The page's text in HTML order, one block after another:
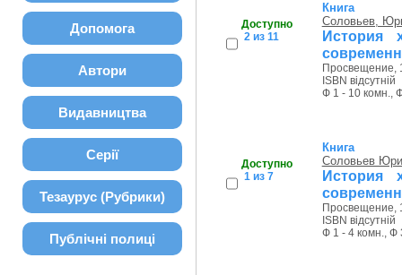
Допомога
Автори
Видавництва
Серії
Тезаурус (Рубрики)
Публічні полиці
Доступно
2 из 11
Книга
Соловьев,
История
Просвещение,
ISBN відсутній
Ф 1 - 10 комн.,
Доступно
1 из 7
Книга
Соловьев
История
Просвещение,
ISBN відсутній
Ф 1 - 4 комн., Ф